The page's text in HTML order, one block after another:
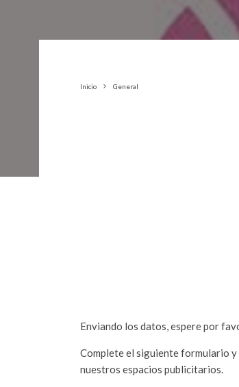
Inicio General
Enviando los datos, espere por
Complete el siguiente formulario
nuestros espacios publicitarios.